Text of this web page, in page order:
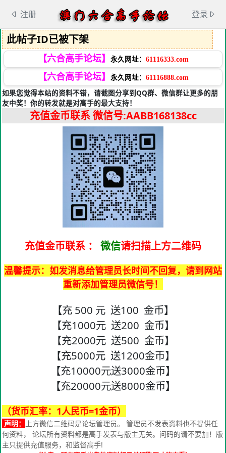
注册 登录
此帖子ID已被下架
【六合高手论坛】 永久网址： 61116333.com
【六合高手论坛】 永久网址： 61116888.com
如果您觉得本站的资料不错，请截图分享到QQ群、微信群让更多的朋
友中奖！你的转发就是对高手的最大支持！
充值金币联系微信号:AABB168138cc
充值金币联系 ： 微信请扫描上方二维码
温馨提示：如发消息给管理员长时间不回复，请到网站
重新添加管理员微信号！
【充 500 元 送100 金币】
【充1000元 送200 金币】
【充2000元 送500 金币】
【充5000元 送1200金币】
【充10000元送3000金币】
【充20000元送8000金币】
（货币汇率：1人民币=1金币）
声明：
上方微信二维码是论坛管理员。 管理员不发表资料也不提供任
何资料， 论坛所有资料都是高手发表与版主无关。问码的请不要加！版
主只提供充值服务，和监督高手!